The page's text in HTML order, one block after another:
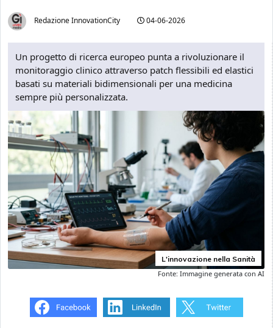
Redazione InnovationCity 04-06-2026
Un progetto di ricerca europeo punta a rivoluzionare il
monitoraggio clinico attraverso patch flessibili ed elastici
basati su materiali bidimensionali per una medicina
sempre più personalizzata.
L'innovazione nella Sanità
Fonte: Immagine generata con AI